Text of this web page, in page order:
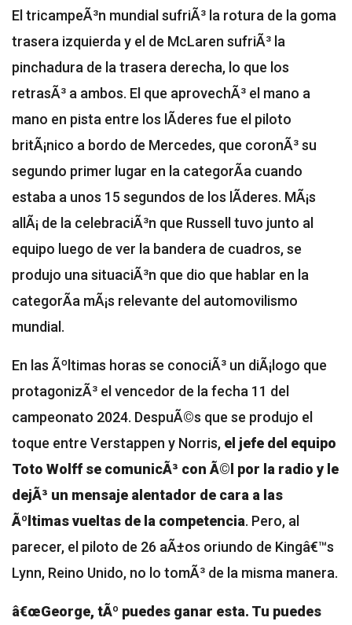
El tricampeÃ³n mundial sufriÃ³ la rotura de la goma
trasera izquierda y el de McLaren sufriÃ³ la
pinchadura de la trasera derecha, lo que los
retrasÃ³ a ambos. El que aprovechÃ³ el mano a
mano en pista entre los lÃ­deres fue el piloto
britÃ¡nico a bordo de Mercedes, que coronÃ³ su
segundo primer lugar en la categorÃ­a cuando
estaba a unos 15 segundos de los lÃ­deres. MÃ¡s
allÃ¡ de la celebraciÃ³n que Russell tuvo junto al
equipo luego de ver la bandera de cuadros, se
produjo una situaciÃ³n que dio que hablar en la
categorÃ­a mÃ¡s relevante del automovilismo
mundial.
En las Ãºltimas horas se conociÃ³ un diÃ¡logo que
protagonizÃ³ el vencedor de la fecha 11 del
campeonato 2024. DespuÃ©s que se produjo el
toque entre Verstappen y Norris, el jefe del equipo
Toto Wolff se comunicÃ³ con Ã©l por la radio y le
dejÃ³ un mensaje alentador de cara a las
Ãºltimas vueltas de la competencia. Pero, al
parecer, el piloto de 26 aÃ±os oriundo de Kingâ€™s
Lynn, Reino Unido, no lo tomÃ³ de la misma manera.
â€œGeorge, tÃº puedes ganar esta. Tu puedes